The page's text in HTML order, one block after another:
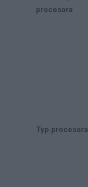
procesora
Typ procesora